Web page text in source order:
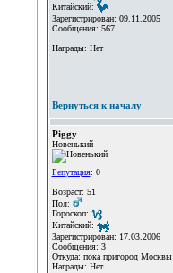
Китайский:
Зарегистрирован: 09.11.2005
Сообщения: 567
Награды: Нет
Вернуться к началу
Piggy
Новенький
Репутация: 0
Возраст: 51
Пол:
Гороскоп:
Китайский:
Зарегистрирован: 17.03.2006
Сообщения: 3
Откуда: пока пригород Москвы
Награды: Нет